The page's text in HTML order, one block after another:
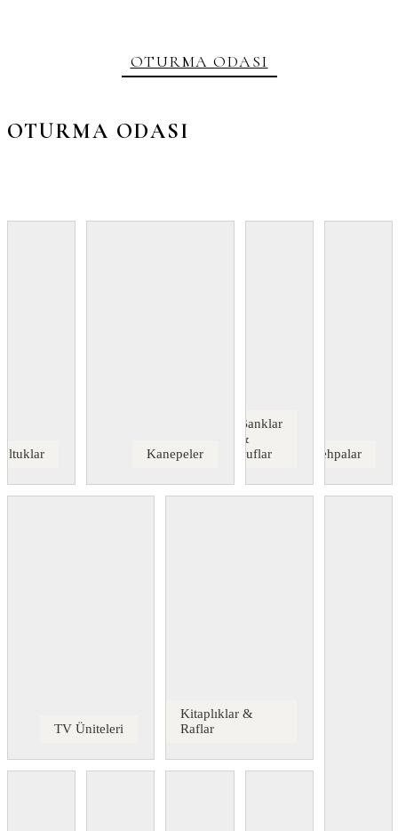
OTURMA ODASI
OTURMA ODASI
Kanepeler
Banklar
&
Puflar
Sehpalar
TV Üniteleri
Kitaplıklar &
Raflar